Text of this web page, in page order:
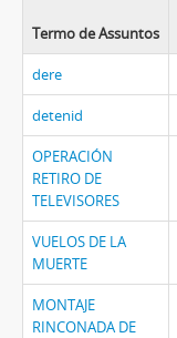
Termo de Assuntos
dere
detenid
OPERACIÓN
RETIRO DE
TELEVISORES
VUELOS DE LA
MUERTE
MONTAJE
RINCONADA DE